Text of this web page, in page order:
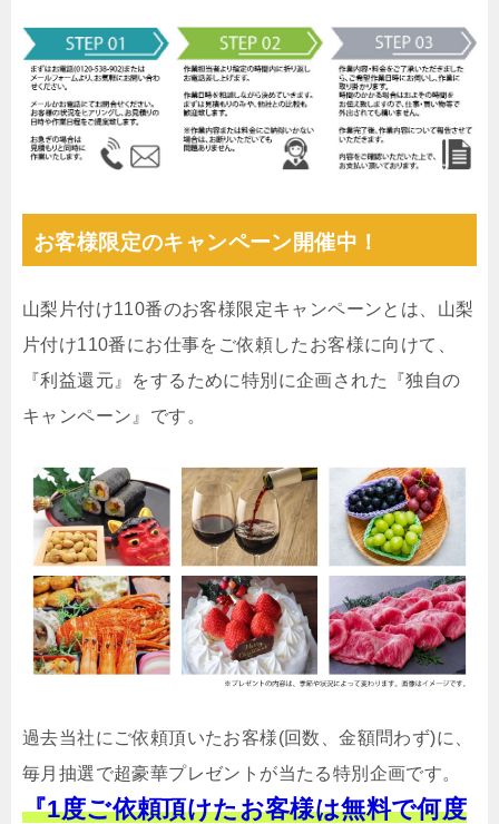
お客様限定のキャンペーン開催中！
山梨片付け110番のお客様限定キャンペーンとは、山梨
片付け110番にお仕事をご依頼したお客様に向けて、
『利益還元』をするために特別に企画された『独自の
キャンペーン』です。
過去当社にご依頼頂いたお客様(回数、金額問わず)に、
毎月抽選で超豪華プレゼントが当たる特別企画です。
『1度ご依頼頂けたお客様は無料で何度